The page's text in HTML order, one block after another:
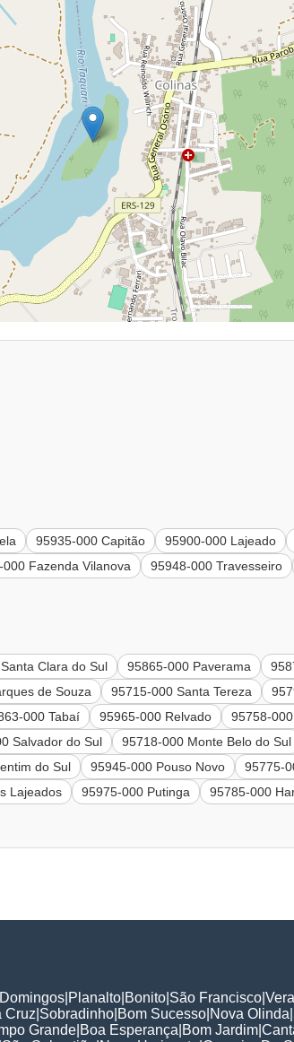
95935-000 Capitão 95900-000 Lajeado
000 Fazenda Vilanova 95948-000 Travesseiro
Clara do Sul 95865-000 Paverama
de Souza 95715-000 Santa Tereza
000 Tabaí 95965-000 Relvado
95758-
Salvador do Sul 95718-000 Monte Belo do Sul
do Sul 95945-000 Pouso Novo 95775-
Lajeados 95975-000 Putinga 95785-000
Planalto Bonito São Francisco
Cruz Sobradinho Bom Sucesso Nova Olinda
Grande Boa Esperança Bom Jardim